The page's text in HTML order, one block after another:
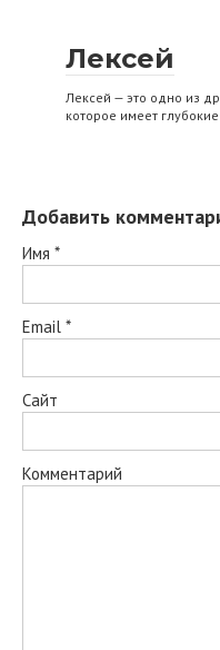
Лексей
Лексей — это одно из
которое имеет
Добавить
Имя *
Email *
Сайт
Комментарий